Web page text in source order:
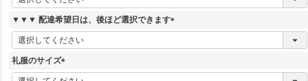
必
須
)
▼▼▼ 配達希望日は、後ほど選択できます
(
必
)
礼服のサイズ
(